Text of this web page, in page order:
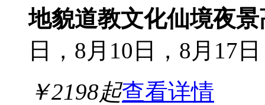
地貌道教文化仙境夜景
日，8月10日，8月17
￥2198起查看详情